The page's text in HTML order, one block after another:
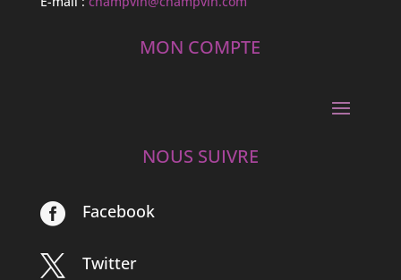
MON COMPTE
NOUS SUIVRE
 Facebook
 Twitter